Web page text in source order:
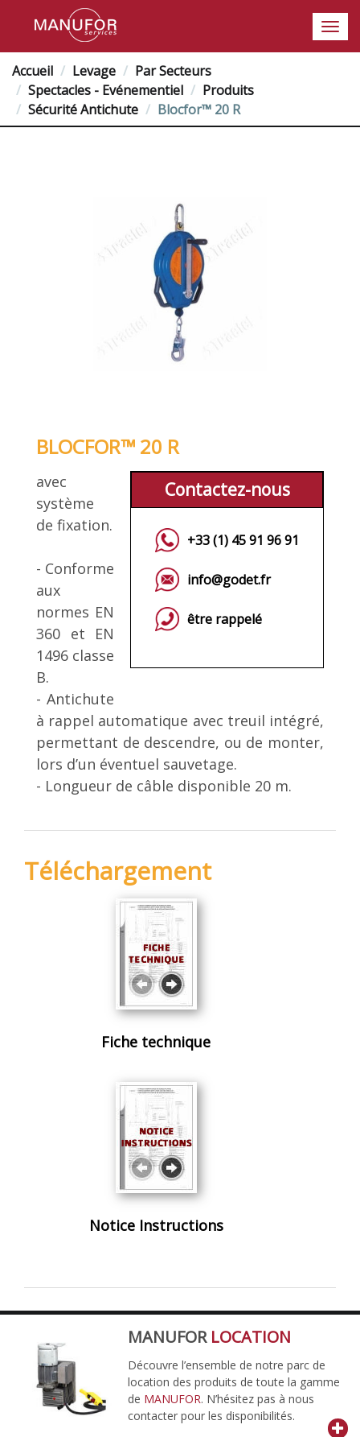
Accueil Levage
Par Secteurs
Spectacles - Evénementiel
Produits
Sécurité Antichute
Blocfor™ 20 R
BLOCFOR™ 20 R
Contactez-nous
+33 (1) 45 91 96 91
info@godet.fr
être rappelé
avec
système
de fixation.
- Conforme
aux
normes EN
360 et EN
1496 classe
B.
- Antichute
à rappel automatique avec treuil intégré,
permettant de descendre, ou de monter,
lors d’un éventuel sauvetage.
- Longueur de câble disponible 20 m.
Téléchargement
Fiche technique
Notice Instructions
MANUFOR LOCATION
Découvre l’ensemble de notre parc de
location des produits de toute la gamme
de MANUFOR. N’hésitez pas à nous
contacter pour les disponibilités.